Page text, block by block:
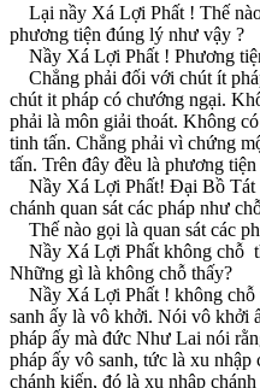
Lại nầy Xá Lợi Phất ! Thế
phương tiện đúng lý như vậy ?
Nầy Xá Lợi Phất ! Phương
Chẳng phải đối với chút ít
chút it pháp có chướng ngại.
phải là môn giải thoát. Không
tinh tấn. Chẳng phải vì chứng
tấn. Trên đây đều là phương
Nầy Xá Lợi Phất! Ðại Bồ Tát
chánh quan sát các pháp như
Thế nào gọi là quan sát các
Nầy Xá Lợi Phất không chỗ
Những gì là không chỗ thấy?
Nầy Xá Lợi Phất ! không chỗ
sanh ấy là vô khởi. Nói vô khởi
pháp ấy mà đức Như Lai nói
pháp ấy vô sanh, tức là xu
chánh kiến, đó là xu nhập